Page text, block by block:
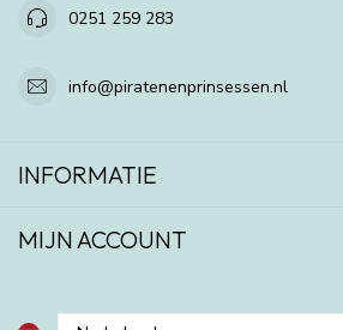
0251 259 283
info@piratenenprinsessen.nl
INFORMATIE
MIJN ACCOUNT